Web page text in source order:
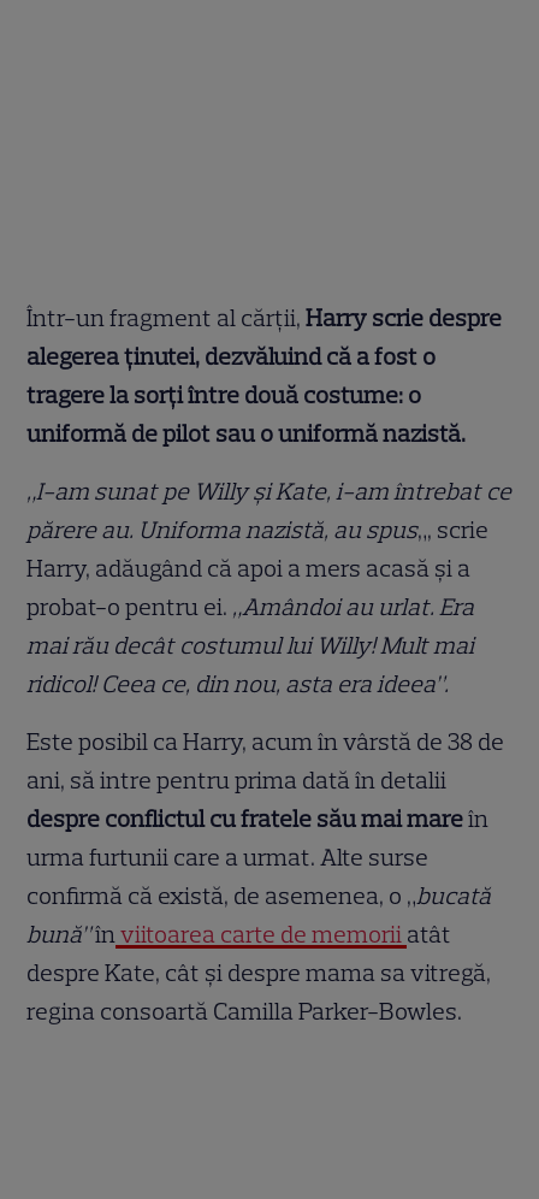
Într-un fragment al cărții,Harry scrie despre
alegerea ținutei, dezvăluind că a fost o
tragere la sorți între două costume: o
uniformă de pilot sau o uniformă nazistă.
„I-am sunat pe Willy și Kate, i-am întrebat ce
părere au. Uniforma nazistă, au spus„, scrie
Harry, adăugând că apoi a mers acasă și a
probat-o pentru ei. „Amândoi au urlat. Era
mai rău decât costumul lui Willy! Mult mai
ridicol! Ceea ce, din nou, asta era ideea”.
Este posibil ca Harry, acum în vârstă de 38 de
ani, să intre pentru prima dată în detalii
despre conflictul cu fratele său mai mareîn
urma furtunii care a urmat. Alte surse
confirmă că există, de asemenea, o „bucată
bună”înviitoarea carte de memorii atât
despre Kate, cât și despre mama sa vitregă,
regina consoartă Camilla Parker-Bowles.